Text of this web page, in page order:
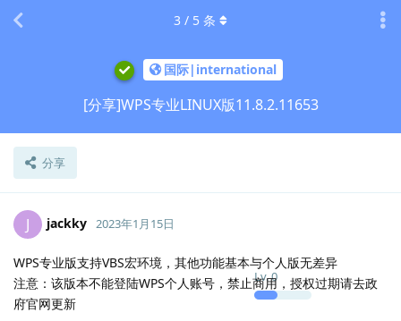
国际|international
[分享]WPS专业LINUX版11.8.2.11653
分享
3 / 5 条
J jackky
Lv.0
2023年1月15日
WPS专业版支持VBS宏环境，其他功能基本与个人版无差异
注意：该版本不能登陆WPS个人账号，禁止商用，授权过期请去政
府官网更新